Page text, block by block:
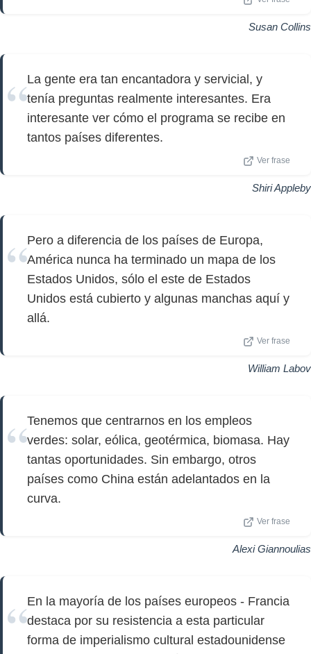
Susan Collins
La gente era tan encantadora y servicial, y
tenía preguntas realmente interesantes. Era
interesante ver cómo el programa se recibe en
tantos países diferentes.
Ver frase
Shiri Appleby
Pero a diferencia de los países de Europa,
América nunca ha terminado un mapa de los
Estados Unidos, sólo el este de Estados
Unidos está cubierto y algunas manchas aquí y
allá.
Ver frase
William Labov
Tenemos que centrarnos en los empleos
verdes: solar, eólica, geotérmica, biomasa. Hay
tantas oportunidades. Sin embargo, otros
países como China están adelantados en la
curva.
Ver frase
Alexi Giannoulias
En la mayoría de los países europeos - Francia
destaca por su resistencia a esta particular
forma de imperialismo cultural estadounidense